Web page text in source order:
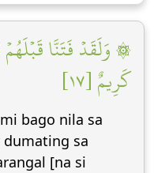
۞ وَلَقَدۡ فَتَنَّا
كَرِيمٌ [١٧]
bago nila sa
dumating sa
[na si